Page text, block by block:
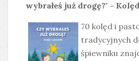
wybrałeś już drogę?" -
70 kolęd i
tradycyjnych
śpiewniku